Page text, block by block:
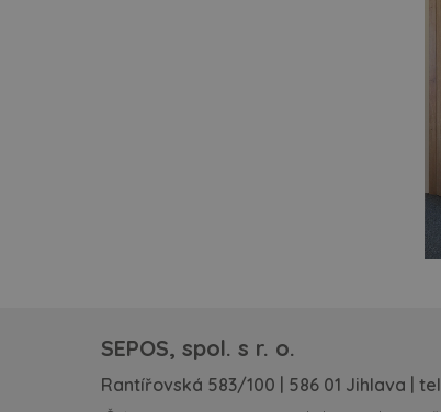
SEPOS, spol. s r. o.
Rantířovská 583/100 | 586 01 Jihlava |